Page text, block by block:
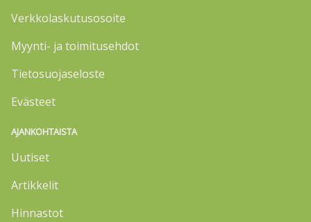
Verkkolaskutusosoite
Myynti- ja toimitusehdot
Tietosuojaseloste
Evästeet
AJANKOHTAISTA
Uutiset
Artikkelit
Hinnastot